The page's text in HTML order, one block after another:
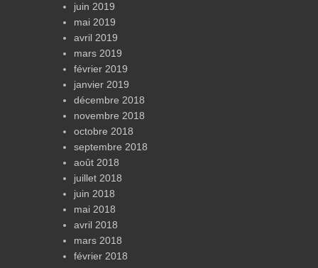
juin 2019
mai 2019
avril 2019
mars 2019
février 2019
janvier 2019
décembre 2018
novembre 2018
octobre 2018
septembre 2018
août 2018
juillet 2018
juin 2018
mai 2018
avril 2018
mars 2018
février 2018